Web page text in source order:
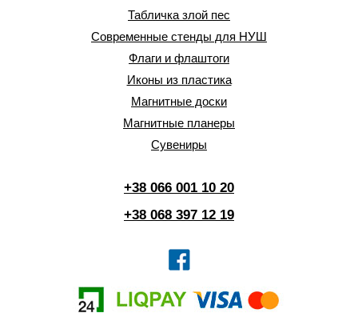
Табличка злой пес
Современные стенды для НУШ
Флаги и флаштоги
Иконы из пластика
Магнитные доски
Магнитные планеры
Сувениры
+38 066 001 10 20
+38 068 397 12 19